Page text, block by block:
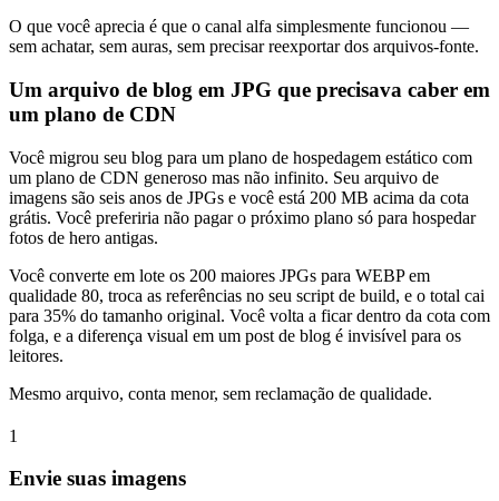
O que você aprecia é que o canal alfa simplesmente funcionou —
sem achatar, sem auras, sem precisar reexportar dos arquivos-fonte.
Um arquivo de blog em JPG que precisava caber em
um plano de CDN
Você migrou seu blog para um plano de hospedagem estático com
um plano de CDN generoso mas não infinito. Seu arquivo de
imagens são seis anos de JPGs e você está 200 MB acima da cota
grátis. Você preferiria não pagar o próximo plano só para hospedar
fotos de hero antigas.
Você converte em lote os 200 maiores JPGs para WEBP em
qualidade 80, troca as referências no seu script de build, e o total cai
para 35% do tamanho original. Você volta a ficar dentro da cota com
folga, e a diferença visual em um post de blog é invisível para os
leitores.
Mesmo arquivo, conta menor, sem reclamação de qualidade.
1
Envie suas imagens